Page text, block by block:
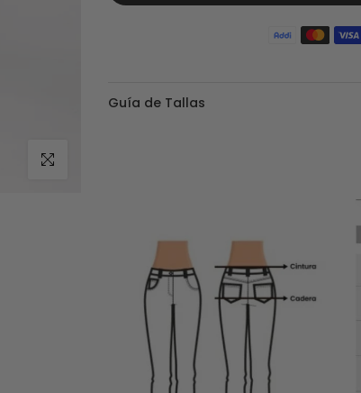
Haz clic para ampliar
Guía de Tallas